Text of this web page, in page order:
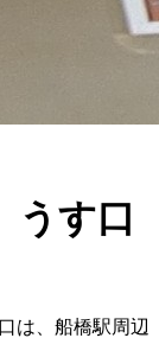
す口
は、船橋駅周辺